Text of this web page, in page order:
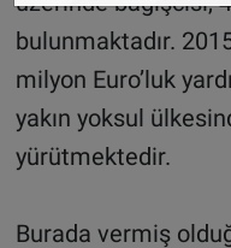
bulunmaktadır.
milyon Euro’luk
yakın yoksul
yürütmektedir.
Burada vermiş